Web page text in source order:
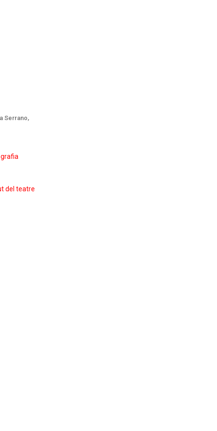
Serrano,
del teatre